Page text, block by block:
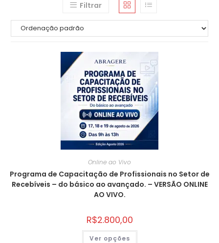
Filtrar
Online ao Vivo
Programa de Capacitação de Profissionais no Setor de
Recebíveis – do básico ao avançado. – VERSÃO ONLINE
AO VIVO.
R$2.800,00
Ver opções